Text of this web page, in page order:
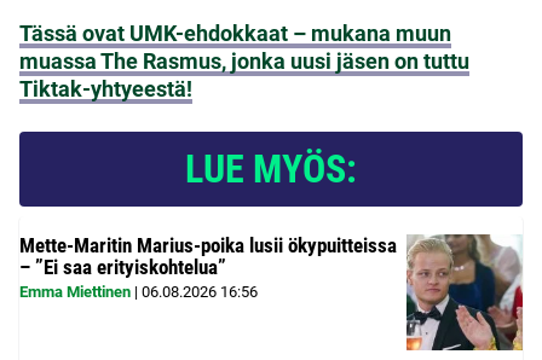
Tässä ovat UMK-ehdokkaat – mukana muun
muassa The Rasmus, jonka uusi jäsen on tuttu
Tiktak-yhtyeestä!
LUE MYÖS:
Mette-Maritin Marius-poika lusii ökypuitteissa
– ”Ei saa erityiskohtelua”
Emma Miettinen | 06.08.2026 16:56